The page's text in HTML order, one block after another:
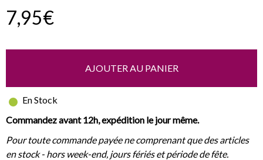
7,95€
AJOUTER AU PANIER
En Stock
Commandez avant 12h, expédition le jour même.
Pour toute commande payée ne comprenant que des articles
en stock - hors week-end, jours fériés et période de fête.